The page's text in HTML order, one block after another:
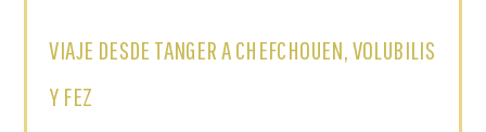
VIAJE DESDE TANGER A CHEFCHOUEN, VOLUBILIS
Y FEZ